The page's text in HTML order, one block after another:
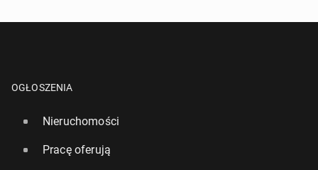
OGŁOSZENIA
Nieruchomości
Pracę oferują